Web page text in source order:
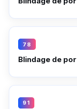
78
Blindage de
91